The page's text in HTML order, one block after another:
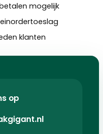
mogelijk
klanten
op